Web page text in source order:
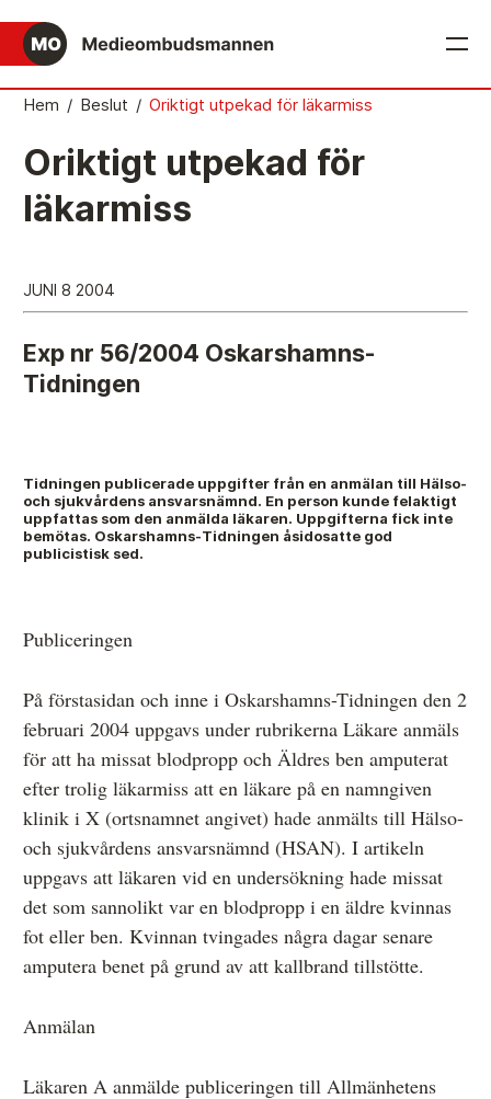
Det medieetiska systemet
Så här jobbar Medieombudsmannen
Publicitetsreglerna – grunden i det medieetiska
systemet
Caspar Opitz är MO
Vill du ansluta till det medieetiska systemet?
Instruktion för Allmänhetens Medieombudsman
Anmälan och beslut
Från anmälan till beslut – så går det till
Så här gör du en anmälan
Fyll i din anmälan
Regler för medier i processen hos MO
Här är medierna som MO kan pröva
Hela listan över frivilligt anslutna medier
Skillnaden mellan Granskningsnämnden och MO
Hem / Beslut / Oriktigt utpekad för läkarmiss
Oriktigt utpekad för
läkarmiss
JUNI 8 2004
Exp nr 56/2004 Oskarshamns-
Tidningen
Tidningen publicerade uppgifter från en anmälan till Hälso-
och sjukvårdens ansvarsnämnd. En person kunde felaktigt
uppfattas som den anmälda läkaren. Uppgifterna fick inte
bemötas. Oskarshamns-Tidningen åsidosatte god
publicistisk sed.
Publiceringen
På förstasidan och inne i Oskarshamns-Tidningen den 2
februari 2004 uppgavs under rubrikerna Läkare anmäls
för att ha missat blodpropp och Äldres ben amputerat
efter trolig läkarmiss att en läkare på en namngiven
klinik i X (ortsnamnet angivet) hade anmälts till Hälso-
och sjukvårdens ansvarsnämnd (HSAN). I artikeln
uppgavs att läkaren vid en undersökning hade missat
det som sannolikt var en blodpropp i en äldre kvinnas
fot eller ben. Kvinnan tvingades några dagar senare
amputera benet på grund av att kallbrand tillstötte.
Anmälan
Läkaren A anmälde publiceringen till Allmänhetens